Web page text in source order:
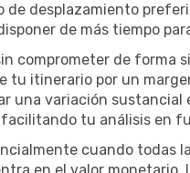
desplazamiento
de más tiempo
comprometer de
itinerario por un
una variación
tu análisis en
cuando todas